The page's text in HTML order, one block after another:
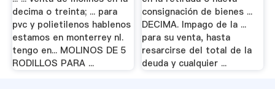
decima o treinta; ... para
pvc y polietilenos hablenos
estamos en monterrey nl.
tengo en... MOLINOS DE 5
RODILLOS PARA ...
consignación de bienes ...
DECIMA. Impago de la ...
para su venta, hasta
resarcirse del total de la
deuda y cualquier ...